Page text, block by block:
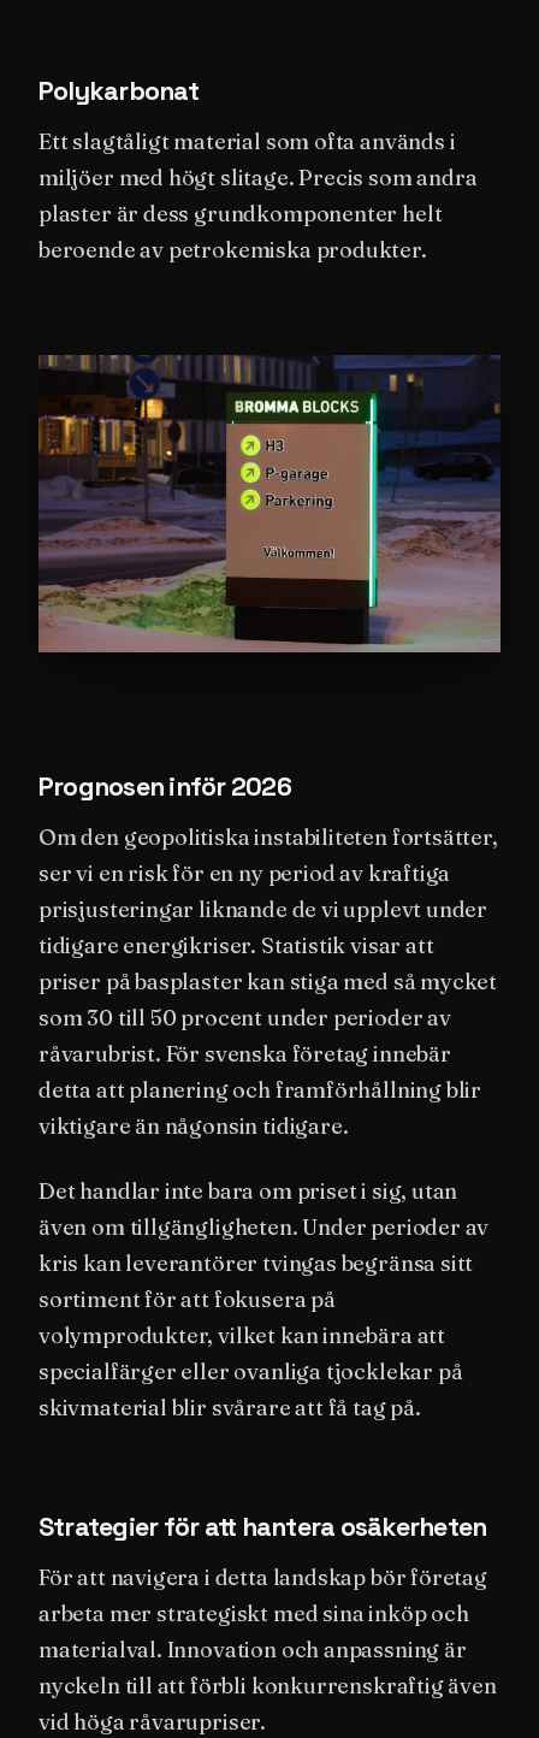
Polykarbonat
Ett slagtåligt material som ofta används i
miljöer med högt slitage. Precis som andra
plaster är dess grundkomponenter helt
beroende av petrokemiska produkter.
Prognosen inför 2026
Om den geopolitiska instabiliteten fortsätter,
ser vi en risk för en ny period av kraftiga
prisjusteringar liknande de vi upplevt under
tidigare energikriser. Statistik visar att
priser på basplaster kan stiga med så mycket
som 30 till 50 procent under perioder av
råvarubrist. För svenska företag innebär
detta att planering och framförhållning blir
viktigare än någonsin tidigare.
Det handlar inte bara om priset i sig, utan
även om tillgängligheten. Under perioder av
kris kan leverantörer tvingas begränsa sitt
sortiment för att fokusera på
volymprodukter, vilket kan innebära att
specialfärger eller ovanliga tjocklekar på
skivmaterial blir svårare att få tag på.
Strategier för att hantera osäkerheten
För att navigera i detta landskap bör företag
arbeta mer strategiskt med sina inköp och
materialval. Innovation och anpassning är
nyckeln till att förbli konkurrenskraftig även
vid höga råvarupriser.